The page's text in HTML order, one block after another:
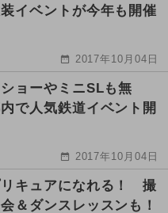
イベントが今年も開催
2017年10月04日
ショーやミニSLも無
で人気鉄道イベント開
2017年10月04日
キュアになれる！ 撮
＆ダンスレッスンも！